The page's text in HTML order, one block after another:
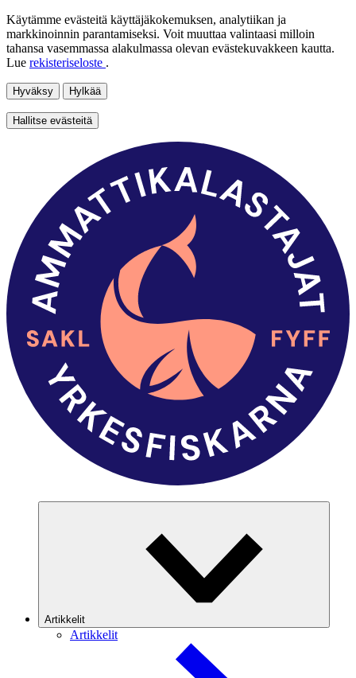
Käytämme evästeitä käyttäjäkokemuksen, analytiikan ja
markkinoinnin parantamiseksi. Voit muuttaa valintaasi milloin
tahansa vasemmassa alakulmassa olevan evästekuvakkeen kautta.
Lue rekisteriseloste .
Hyväksy Hylkää
Hallitse evästeitä
Artikkelit
Artikkelit